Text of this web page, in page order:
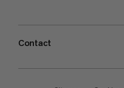
Contact